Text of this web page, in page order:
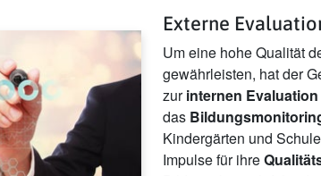
Externe
Um eine hohe Qualität
gewährleisten, hat der
zurinternen Evaluation
das
Kindergärten und
Impulse für ihre